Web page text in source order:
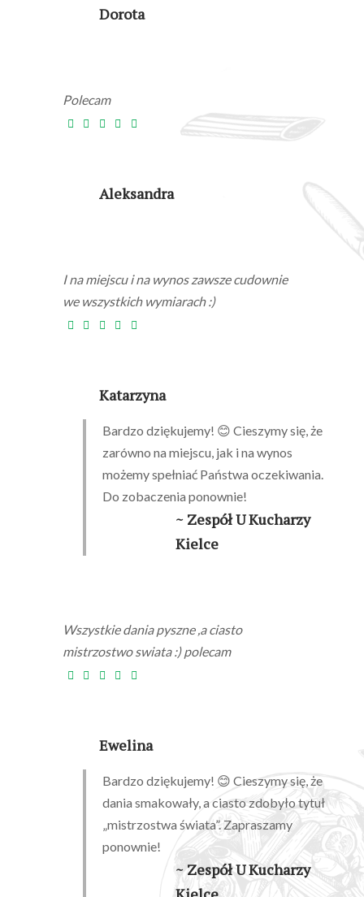
Dorota
Polecam
Aleksandra
I na miejscu i na wynos zawsze cudownie
we wszystkich wymiarach :)
Katarzyna
Bardzo dziękujemy! 😊 Cieszymy się, że
zarówno na miejscu, jak i na wynos
możemy spełniać Państwa oczekiwania.
Do zobaczenia ponownie!
~ Zespół U Kucharzy
Kielce
Wszystkie dania pyszne ,a ciasto
mistrzostwo swiata :) polecam
Ewelina
Bardzo dziękujemy! 😊 Cieszymy się, że
dania smakowały, a ciasto zdobyło tytuł
„mistrzostwa świata”. Zapraszamy
ponownie!
~ Zespół U Kucharzy